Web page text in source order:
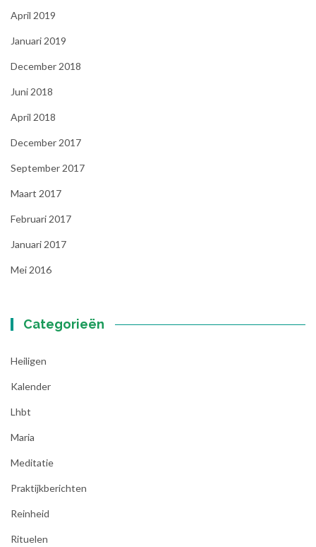
April 2019
Januari 2019
December 2018
Juni 2018
April 2018
December 2017
September 2017
Maart 2017
Februari 2017
Januari 2017
Mei 2016
Categorieën
Heiligen
Kalender
Lhbt
Maria
Meditatie
Praktijkberichten
Reinheid
Rituelen